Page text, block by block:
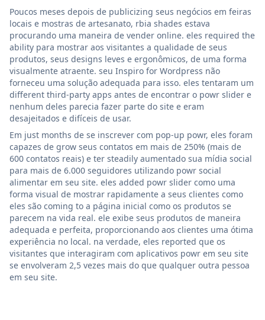
Poucos meses depois de publicizing seus negócios em feiras
locais e mostras de artesanato, rbia shades estava
procurando uma maneira de vender online. eles required the
ability para mostrar aos visitantes a qualidade de seus
produtos, seus designs leves e ergonômicos, de uma forma
visualmente atraente. seu Inspiro for Wordpress não
forneceu uma solução adequada para isso. eles tentaram um
different third-party apps antes de encontrar o powr slider e
nenhum deles parecia fazer parte do site e eram
desajeitados e difíceis de usar.
Em just months de se inscrever com pop-up powr, eles foram
capazes de grow seus contatos em mais de 250% (mais de
600 contatos reais) e ter steadily aumentado sua mídia social
para mais de 6.000 seguidores utilizando powr social
alimentar em seu site. eles added powr slider como uma
forma visual de mostrar rapidamente a seus clientes como
eles são coming to a página inicial como os produtos se
parecem na vida real. ele exibe seus produtos de maneira
adequada e perfeita, proporcionando aos clientes uma ótima
experiência no local. na verdade, eles reported que os
visitantes que interagiram com aplicativos powr em seu site
se envolveram 2,5 vezes mais do que qualquer outra pessoa
em seu site.